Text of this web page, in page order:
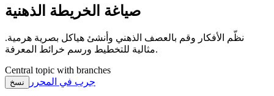
صياغة الخريطة الذهنية
نظّم الأفكار وقم بالعصف الذهني وأنشئ هياكل بصرية هرمية.
مثالية للتخطيط ورسم خرائط المعرفة.
Central topic with branches
نسخ جرب في المحرر